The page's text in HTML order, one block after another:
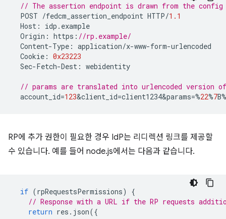
// The assertion endpoint is drawn from the
POST /fedcm_assertion_endpoint HTTP/1.1
Host : idp . example
Origin : https : //rp.example/
Content-Type : application/x-www-form-urlencoded
Cookie : 0x23223
Sec-Fetch-Dest : webidentity
// params are translated into urlencoded version
account_id=123&client_id=client1234&params=%22%7B%
RP에 추가 권한이 필요한 경우 IdP는 리디렉션 링크를 제공할
수 있습니다. 예를 들어 node.js에서는 다음과 같습니다.
if (rpRequestsPermissions)
{
// Response with a URL if the RP requests
return res . json({